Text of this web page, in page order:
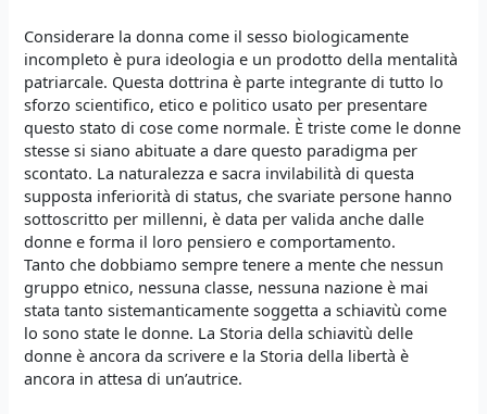
Considerare la donna come il sesso biologicamente
incompleto è pura ideologia e un prodotto della mentalità
patriarcale. Questa dottrina è parte integrante di tutto lo
sforzo scientifico, etico e politico usato per presentare
questo stato di cose come normale. È triste come le donne
stesse si siano abituate a dare questo paradigma per
scontato. La naturalezza e sacra invilabilità di questa
supposta inferiorità di status, che svariate persone hanno
sottoscritto per millenni, è data per valida anche dalle
donne e forma il loro pensiero e comportamento.
Tanto che dobbiamo sempre tenere a mente che nessun
gruppo etnico, nessuna classe, nessuna nazione è mai
stata tanto sistemanticamente soggetta a schiavitù come
lo sono state le donne. La Storia della schiavitù delle
donne è ancora da scrivere e la Storia della libertà è
ancora in attesa di un’autrice.